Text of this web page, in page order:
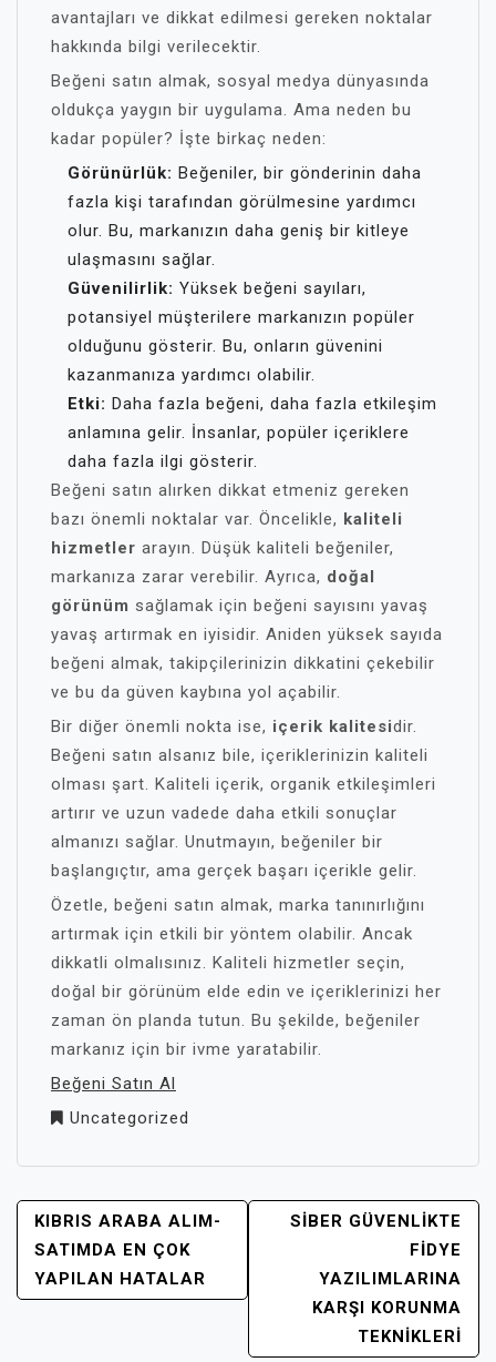
avantajları ve dikkat edilmesi gereken noktalar
hakkında bilgi verilecektir.
Beğeni satın almak, sosyal medya dünyasında
oldukça yaygın bir uygulama. Ama neden bu
kadar popüler? İşte birkaç neden:
Görünürlük: Beğeniler, bir gönderinin daha
fazla kişi tarafından görülmesine yardımcı
olur. Bu, markanızın daha geniş bir kitleye
ulaşmasını sağlar.
Güvenilirlik: Yüksek beğeni sayıları,
potansiyel müşterilere markanızın popüler
olduğunu gösterir. Bu, onların güvenini
kazanmanıza yardımcı olabilir.
Etki: Daha fazla beğeni, daha fazla etkileşim
anlamına gelir. İnsanlar, popüler içeriklere
daha fazla ilgi gösterir.
Beğeni satın alırken dikkat etmeniz gereken
bazı önemli noktalar var. Öncelikle, kaliteli
hizmetler arayın. Düşük kaliteli beğeniler,
markanıza zarar verebilir. Ayrıca, doğal
görünüm sağlamak için beğeni sayısını yavaş
yavaş artırmak en iyisidir. Aniden yüksek sayıda
beğeni almak, takipçilerinizin dikkatini çekebilir
ve bu da güven kaybına yol açabilir.
Bir diğer önemli nokta ise, içerik kalitesidir.
Beğeni satın alsanız bile, içeriklerinizin kaliteli
olması şart. Kaliteli içerik, organik etkileşimleri
artırır ve uzun vadede daha etkili sonuçlar
almanızı sağlar. Unutmayın, beğeniler bir
başlangıçtır, ama gerçek başarı içerikle gelir.
Özetle, beğeni satın almak, marka tanınırlığını
artırmak için etkili bir yöntem olabilir. Ancak
dikkatli olmalısınız. Kaliteli hizmetler seçin,
doğal bir görünüm elde edin ve içeriklerinizi her
zaman ön planda tutun. Bu şekilde, beğeniler
markanız için bir ivme yaratabilir.
Beğeni Satın Al
Uncategorized
YAZI
GEZINMESI
KIBRIS ARABA ALIM-
SATIMDA EN ÇOK
YAPILAN HATALAR
SIBER GÜVENLIKTE
FIDYE
YAZILIMLARINA
KARŞI KORUNMA
TEKNIKLERI